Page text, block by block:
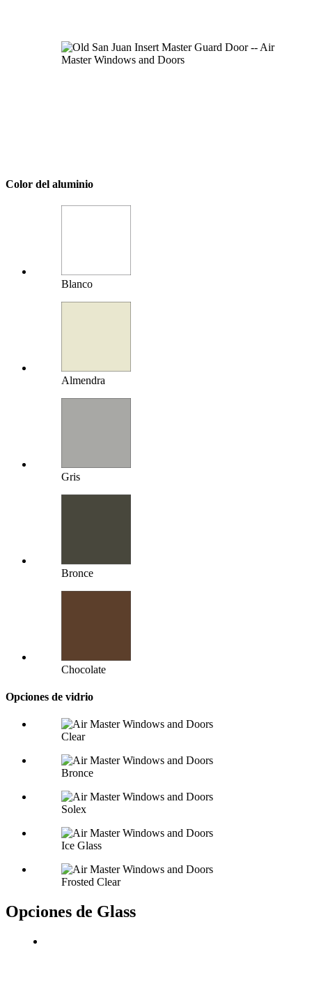
Color del aluminio
Blanco
Almendra
Gris
Bronce
Chocolate
Opciones de vidrio
Clear
Bronce
Solex
Ice Glass
Frosted Clear
Opciones de Glass